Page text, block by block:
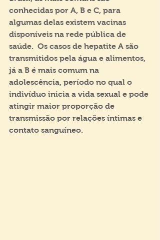
conhecidas por A, B e C, para
algumas delas existem vacinas
disponíveis na rede pública de
saúde.  Os casos de hepatite A são
transmitidos pela água e alimentos,
já a B é mais comum na
adolescência, período no qual o
indivíduo inicia a vida sexual e pode
atingir maior proporção de
transmissão por relações íntimas e
contato sanguíneo.